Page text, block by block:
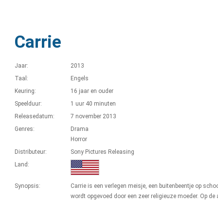
Carrie
Jaar:
2013
Taal:
Engels
Keuring:
16 jaar en ouder
Speelduur:
1 uur 40 minuten
Releasedatum:
7 november 2013
Genres:
Drama
Horror
Distributeur:
Sony Pictures Releasing
Land:
Synopsis:
Carrie is een verlegen meisje, een buitenbeentje op
wordt opgevoed door een zeer religieuze moeder. Op de